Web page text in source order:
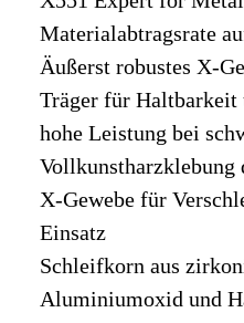
Materialabtragsrate
Äußerst robustes X-
Träger für Haltbarkeit
hohe Leistung bei
X-Gewebe für
Einsatz
Schleifkorn aus
Aluminiumoxid und